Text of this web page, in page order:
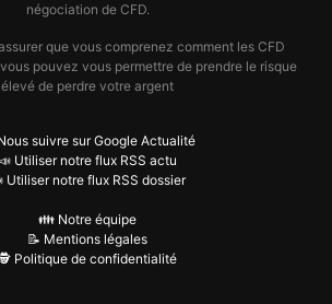
négociation de CFD.
que vous comprenez comment les CFD
pouvez vous permettre de prendre le risque
élevé de perdre votre argent
suivre sur Google Actualité
Utiliser notre flux RSS actu
Utiliser notre flux RSS dossier
👪 Notre équipe
📝 Mentions légales
Politique de confidentialité